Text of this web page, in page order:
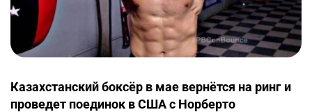
Казахстанский боксёр в мае вернётся на ринг и
проведет поединок в США с Норберто